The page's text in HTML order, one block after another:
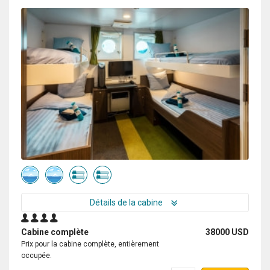
excellent - dining services memorized everyone's
needs/preferences (and names!) within the first day, the
expedition team's excitement and expertise enhanced
every moment off the ship, and all other staff were
warm and friendly! I was so happy how much time we
were able to spend off of the ship either on landings or
Zodiac cruises. I was a little hesitant that Zodiac cruises
would be "boring" but there were some of my favorite
moments of the trip! Nothing can quite compare to
circling icebergs, approaching seals napping on
icebergs, or basking in the magnificence of breaching
whales meters away from your Zodiac! If you want feel
like you are on a true expedition and spend most of
your time off the ship, I cannot recommend Oceanwide
expeditions enough!
Voyage to the Emperor Penguins at Snow
Détails de la cabine
Cabine complète 38000 USD
Prix pour la cabine complète, entièrement
occupée.